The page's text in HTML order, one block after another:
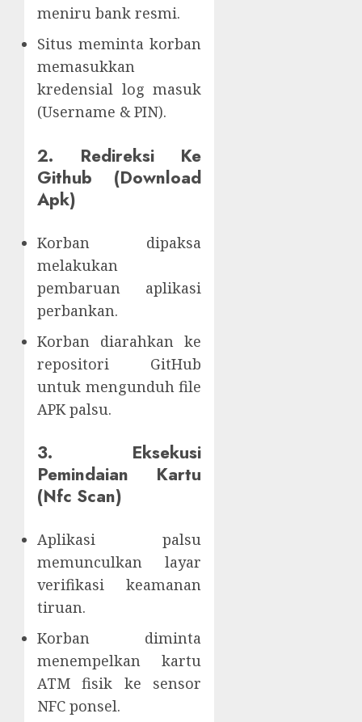
meniru bank resmi.
Situs meminta korban
memasukkan
kredensial log masuk
(Username & PIN).
2. Redireksi Ke
Github (Download
Apk)
Korban dipaksa
melakukan
pembaruan aplikasi
perbankan.
Korban diarahkan ke
repositori GitHub
untuk mengunduh file
APK palsu.
3. Eksekusi
Pemindaian Kartu
(Nfc Scan)
Aplikasi palsu
memunculkan layar
verifikasi keamanan
tiruan.
Korban diminta
menempelkan kartu
ATM fisik ke sensor
NFC ponsel.